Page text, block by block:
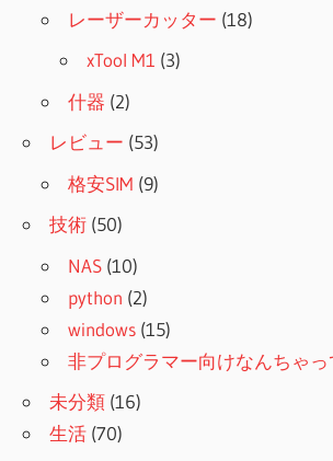
レーザーカッター (18)
xTool M1 (3)
什器 (2)
レビュー (53)
格安SIM (9)
技術 (50)
NAS (10)
python (2)
windows (15)
非プログラマー向けなんちゃっ
未分類 (16)
生活 (70)